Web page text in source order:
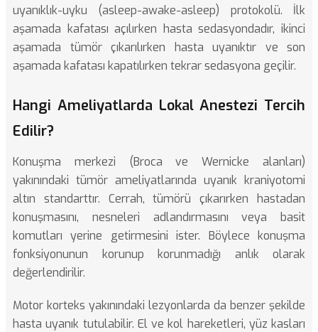
uyanıklık-uyku (asleep-awake-asleep) protokolü. İlk
aşamada kafatası açılırken hasta sedasyondadır, ikinci
aşamada tümör çıkarılırken hasta uyanıktır ve son
aşamada kafatası kapatılırken tekrar sedasyona geçilir.
Hangi Ameliyatlarda Lokal Anestezi Tercih
Edilir?
Konuşma merkezi (Broca ve Wernicke alanları)
yakınındaki tümör ameliyatlarında uyanık kraniyotomi
altın standarttır. Cerrah, tümörü çıkarırken hastadan
konuşmasını, nesneleri adlandırmasını veya basit
komutları yerine getirmesini ister. Böylece konuşma
fonksiyonunun korunup korunmadığı anlık olarak
değerlendirilir.
Motor korteks yakınındaki lezyonlarda da benzer şekilde
hasta uyanık tutulabilir. El ve kol hareketleri, yüz kasları